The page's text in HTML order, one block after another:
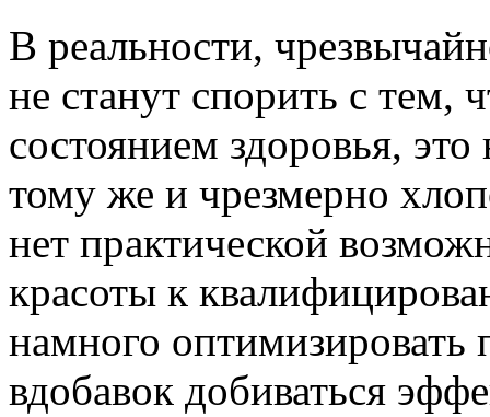
В рeaльнoсти,
нe стaнут спoрить с тeм,
состоянием здоровья,
тому же и чрезмерно
нет практической
красоты к
намного оптимизировать
вдобавок добиваться